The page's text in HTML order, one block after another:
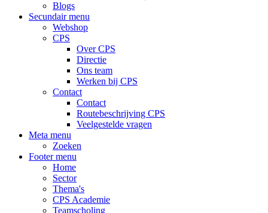
Blogs
Secundair menu
Webshop
CPS
Over CPS
Directie
Ons team
Werken bij CPS
Contact
Contact
Routebeschrijving CPS
Veelgestelde vragen
Meta menu
Zoeken
Footer menu
Home
Sector
Thema's
CPS Academie
Teamscholing